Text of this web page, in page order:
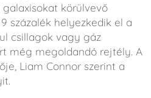
galaxisokat körülvevő
százalék helyezkedik el a
csillagok vagy gáz
még megoldandó rejtély. A
Liam Connor szerint a